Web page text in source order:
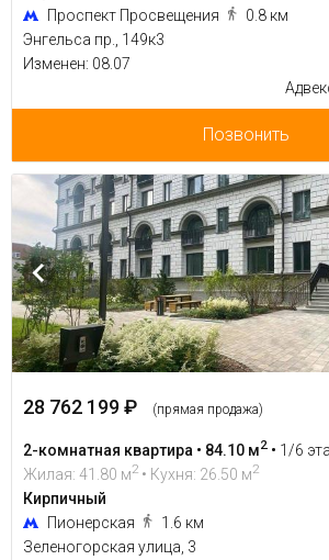
Проспект Просвещения
0.8 км
Энгельса пр., 149к3
Изменен: 08.07
Позвонить
28 762 199 ₽ (прямая продажа)
2-комнатная квартира • 84.10 м2 • 1/6
Жилая: 41.80 м2 • Кухня: 26.50 м2
Кирпичный
Пионерская
1.6 км
Зеленогорская улица, 3